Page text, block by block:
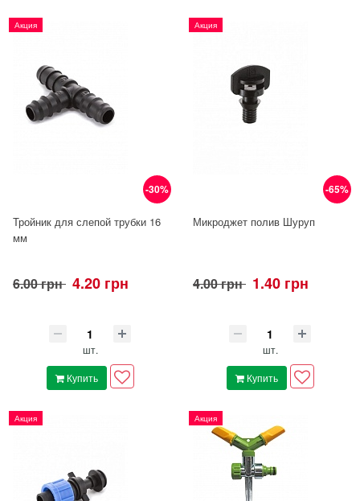
-30%
Акция
Тройник для слепой трубки 16
мм
6.00 грн 4.20 грн
шт.
Купить
-65%
Акция
Микроджет полив Шуруп
4.00 грн 1.40 грн
шт.
Купить
Акция Акция